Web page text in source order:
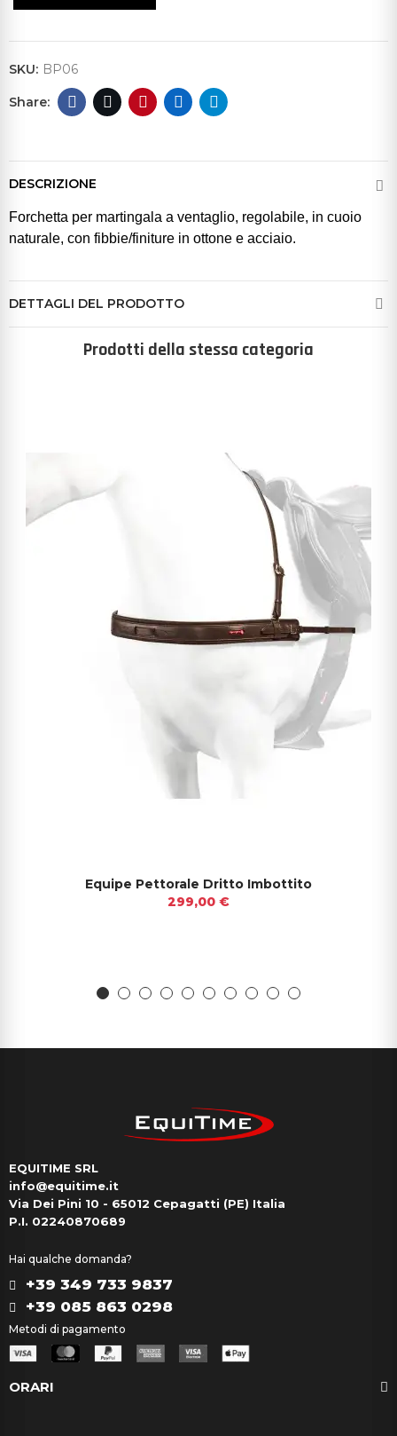
SKU: BP06
DESCRIZIONE
Forchetta per martingala a ventaglio, regolabile, in cuoio
naturale, con fibbie/finiture in ottone e acciaio.
DETTAGLI DEL PRODOTTO
Prodotti della stessa categoria
Equipe Pettorale Dritto Imbottito
299,00 €
EQUITIME SRL
info@equitime.it
Via Dei Pini 10 - 65012 Cepagatti (PE) Italia
P.I. 02240870689
Hai qualche domanda?
+39 349 733 9837
+39 085 863 0298
Metodi di pagamento
ORARI